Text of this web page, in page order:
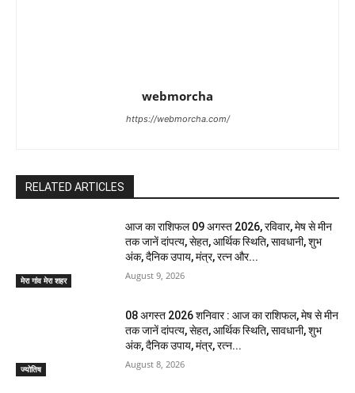
webmorcha
https://webmorcha.com/
RELATED ARTICLES
मेरा गांव मेरा शहर
आज का राशिफल 09 अगस्त 2026, रविवार, मेष से मीन
तक जानें दांपत्य, सेहत, आर्थिक स्थिति, सावधानी, शुभ
अंक, दैनिक उपाय, मंत्र, रत्न और...
August 9, 2026
ज्योतिष
08 अगस्त 2026 शनिवार : आज का राशिफल, मेष से मीन
तक जानें दांपत्य, सेहत, आर्थिक स्थिति, सावधानी, शुभ
अंक, दैनिक उपाय, मंत्र, रत्न...
August 8, 2026